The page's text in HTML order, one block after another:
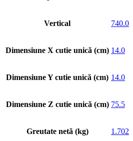
Vertical 740.0
Dimensiune X cutie unică (cm) 14.0
Dimensiune Y cutie unică (cm) 14.0
Dimensiune Z cutie unică (cm) 75.5
Greutate netă (kg) 1.702